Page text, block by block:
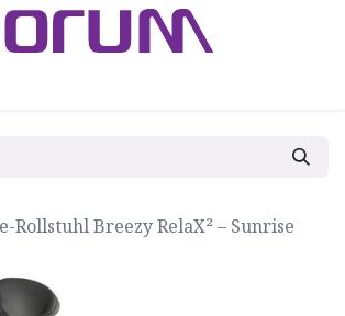
Rollstuhl Breezy RelaX² – Sunrise